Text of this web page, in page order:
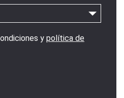
y política de